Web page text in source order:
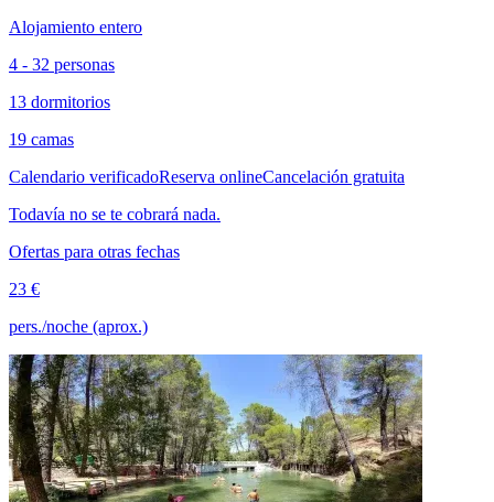
Alojamiento entero
4 - 32 personas
13 dormitorios
19 camas
Calendario verificadoReserva onlineCancelación gratuita
Todavía no se te cobrará nada.
Ofertas para otras fechas
23 €
pers./noche (aprox.)